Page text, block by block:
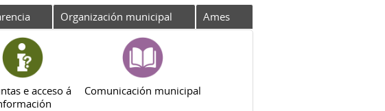
Organización municipal Ames
e acceso á
Comunicación municipal